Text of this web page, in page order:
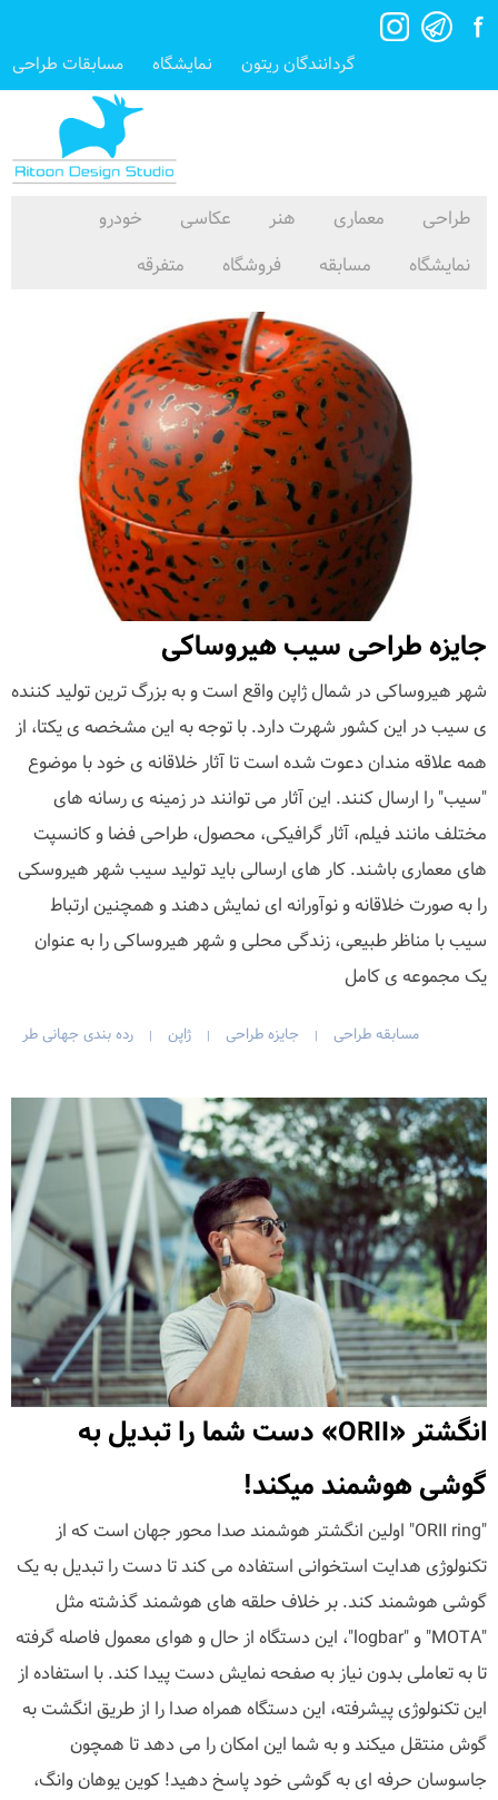
گردانندگان ریتون نمایشگاه مسابقات طراحی
طراحی معماری هنر عکاسی
خودرو
نمایشگاه
مسابقه فروشگاه متفرقه
جایزه طراحی سیب هیروساکی
شهر هیروساکی در شمال ژاپن واقع است و به بزرگ ترین تولید کننده
ی سیب در این کشور شهرت دارد. با توجه به این مشخصه ی یکتا، از
همه علاقه مندان دعوت شده است تا آثار خلاقانه ی خود با موضوع
"سیب" را ارسال کنند. این آثار می توانند در زمینه ی رسانه های
مختلف مانند فیلم، آثار گرافیکی، محصول، طراحی فضا و کانسپت
های معماری باشند. کار های ارسالی باید تولید سیب شهر هیروسکی
را به صورت خلاقانه و نوآورانه ای نمایش دهند و همچنین ارتباط
سیب با مناظر طبیعی، زندگی محلی و شهر هیروساکی را به عنوان
یک مجموعه ی کامل
مسابقه طراحی | جایزه طراحی | ژاپن | رده بندی جهانی طر
انگشتر «ORII» دست شما را تبدیل به
گوشی هوشمند میکند!
"ORII ring" اولین انگشتر هوشمند صدا محور جهان است که از
تکنولوژی هدایت استخوانی استفاده می کند تا دست را تبدیل به یک
گوشی هوشمند کند. بر خلاف حلقه های هوشمند گذشته مثل
"MOTA" و "logbar"، این دستگاه از حال و هوای معمول فاصله گرفته
تا به تعاملی بدون نیاز به صفحه نمایش دست پیدا کند. با استفاده از
این تکنولوژی پیشرفته، این دستگاه همراه صدا را از طریق انگشت به
گوش منتقل میکند و به شما این امکان را می دهد تا همچون
جاسوسان حرفه ای به گوشی خود پاسخ دهید! کوین یوهان وانگ،